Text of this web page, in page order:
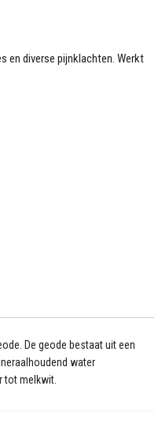
en diverse pijnklachten. Werkt
De geode bestaat uit een
water
tot melkwit.